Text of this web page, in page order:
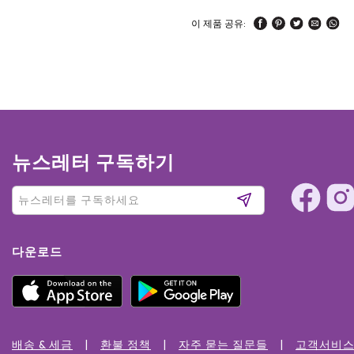
이 제품 공유:
뉴스레터 구독하기
다운로드
배송 & 세금 환불 정책 자주 묻는 질문들 고객서비